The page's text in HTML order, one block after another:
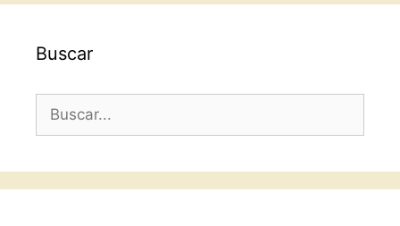
Buscar